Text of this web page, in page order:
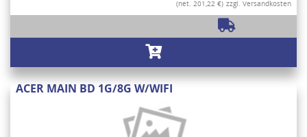
(net. 201,22 €) zzgl. Versandkosten
ACER MAIN BD 1G/8G W/WIFI